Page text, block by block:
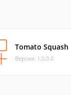
Tomato Squash
Версия: 1.0.0.0